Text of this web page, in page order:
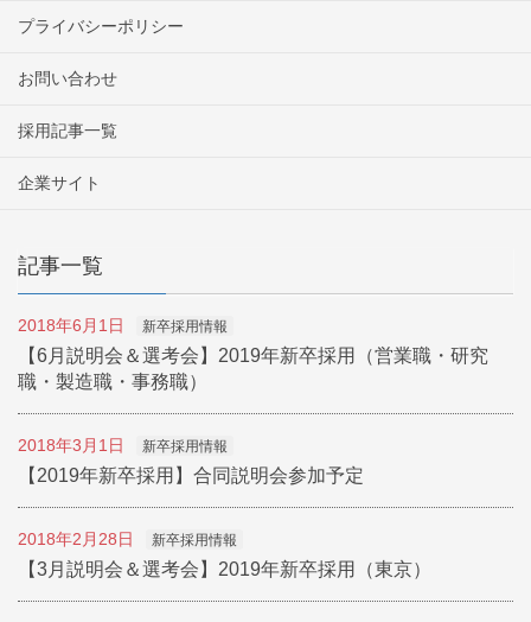
プライバシーポリシー
お問い合わせ
採用記事一覧
企業サイト
記事一覧
2018年6月1日 新卒採用情報
【6月説明会＆選考会】2019年新卒採用（営業職・研究
職・製造職・事務職）
2018年3月1日 新卒採用情報
【2019年新卒採用】合同説明会参加予定
2018年2月28日 新卒採用情報
【3月説明会＆選考会】2019年新卒採用（東京）